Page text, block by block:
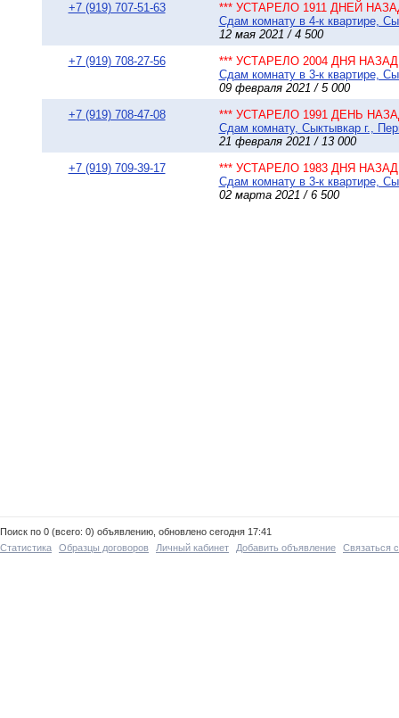
+7 (919) 707-51-63
*** УСТАРЕЛО 1911 ДНЕЙ
Сдам комнату в 4-к квартире,
12 мая 2021 / 4 500
+7 (919) 708-27-56
*** УСТАРЕЛО 2004 ДНЯ НАЗАД
Сдам комнату в 3-к квартире,
09 февраля 2021 / 5 000
+7 (919) 708-47-08
*** УСТАРЕЛО 1991 ДЕНЬ
Сдам комнату, Сыктывкар г.,
21 февраля 2021 / 13 000
+7 (919) 709-39-17
*** УСТАРЕЛО 1983 ДНЯ НАЗАД
Сдам комнату в 3-к квартире,
02 марта 2021 / 6 500
Поиск по 0 (всего: 0) объявлению, обновлено сегодня 17:41
Статистика
Образцы договоров Личный кабинет Добавить объявление Связаться